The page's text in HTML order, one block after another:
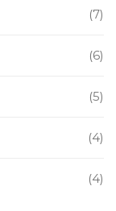
(7)
(6)
(5)
(4)
(4)